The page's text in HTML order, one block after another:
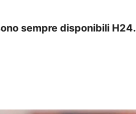
sempre disponibili H24.